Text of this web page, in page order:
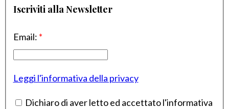
Iscriviti alla Newsletter
Email: *
Leggi l'informativa della privacy
Dichiaro di aver letto ed accettato l'informativa